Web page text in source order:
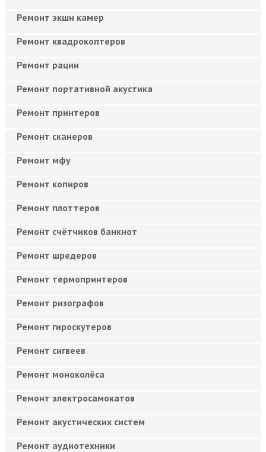
Ремонт экшн камер
Ремонт квадрокоптеров
Ремонт рации
Ремонт портативной акустика
Ремонт принтеров
Ремонт сканеров
Ремонт мфу
Ремонт копиров
Ремонт плоттеров
Ремонт счётчиков банкнот
Ремонт шредеров
Ремонт термопринтеров
Ремонт ризографов
Ремонт гироскутеров
Ремонт сигвеев
Ремонт моноколёса
Ремонт электросамокатов
Ремонт акустических систем
Ремонт аудиотехники